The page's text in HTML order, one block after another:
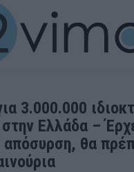
3.000.000
Ελλάδα –
θα